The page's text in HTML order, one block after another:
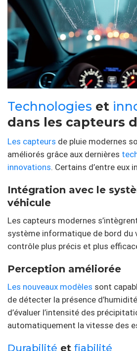
Technologies et
dans les capteurs
Les capteurs de pluie modernes
améliorés grâce aux dernières
innovations. Certains d’entre eux
Intégration avec le
véhicule
Les capteurs modernes
système informatique de bord du
contrôle plus précis et plus
Perception améliorée
Les nouveaux modèles sont
de détecter la présence
d’évaluer l’intensité des
automatiquement la vitesse des
Durabilité et fiabilité